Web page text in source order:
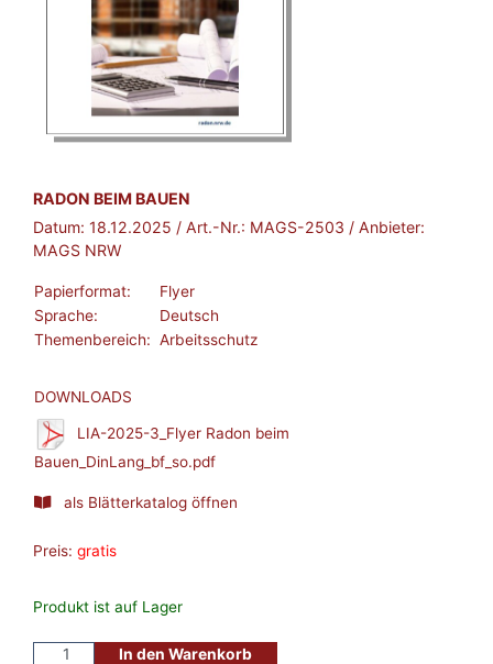
BROSCHÜRE:
RADON BEIM BAUEN
Datum: 18.12.2025 / Art.-Nr.: MAGS-2503 / Anbieter:
MAGS NRW
Papierformat:
Flyer
Sprache:
Deutsch
Themenbereich: Arbeitsschutz
DOWNLOADS
LIA-2025-3_Flyer Radon beim
Bauen_DinLang_bf_so.pdf
als Blätterkatalog öffnen
Preis: gratis
Produkt ist auf Lager
In den Warenkorb